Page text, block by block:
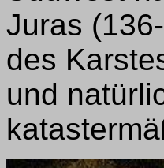
Juras
des
und